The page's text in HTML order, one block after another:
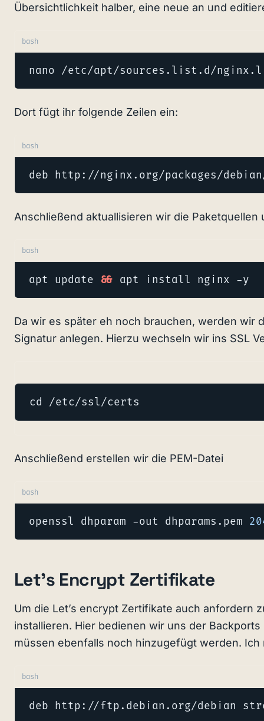
Übersichtlichkeit halber, eine neue an und
bash
nano /etc/apt/sources.list.d/
Dort fügt ihr folgende Zeilen ein:
bash
deb http://nginx.org/packages/
Anschließend aktuallisieren wir die
bash
apt update && apt install nginx -y
Da wir es später eh noch brauchen, werden wir
Signatur anlegen. Hierzu wechseln wir ins SSL
cd /etc/ssl/certs
Anschließend erstellen wir die PEM-Datei
bash
openssl dhparam -out dhparams.pem
Let’s Encrypt Zertifikate
Um die Let’s encrypt Zertifikate auch anfordern
installieren. Hier bedienen wir uns der
müssen ebenfalls noch hinzugefügt werden.
bash
deb http://ftp.debian.org/debian